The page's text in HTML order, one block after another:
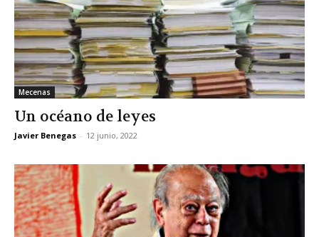
Mecenas
Un océano de leyes
Javier Benegas - 12 junio, 2022